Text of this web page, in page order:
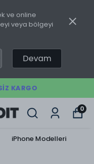
ve online
veya bölgeyi
Devam
KARGO
0
iPhone Modelleri